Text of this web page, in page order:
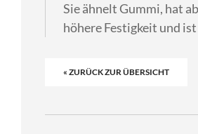
Sie ähnelt Gummi, hat
höhere Festigkeit und
« ZURÜCK ZUR ÜBERSICHT